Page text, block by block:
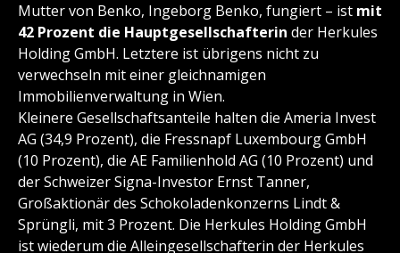
Mutter von Benko, Ingeborg Benko, fungiert – ist mit
42 Prozent die Hauptgesellschafterin der Herkules
Holding GmbH. Letztere ist übrigens nicht zu
verwechseln mit einer gleichnamigen
Immobilienverwaltung in Wien.
Kleinere Gesellschaftsanteile halten die Ameria Invest
AG (34,9 Prozent), die Fressnapf Luxembourg GmbH
(10 Prozent), die AE Familienhold AG (10 Prozent) und
der Schweizer Signa-Investor Ernst Tanner,
Großaktionär des Schokoladenkonzerns Lindt &
Sprüngli, mit 3 Prozent. Die Herkules Holding GmbH
ist wiederum die Alleingesellschafterin der Herkules